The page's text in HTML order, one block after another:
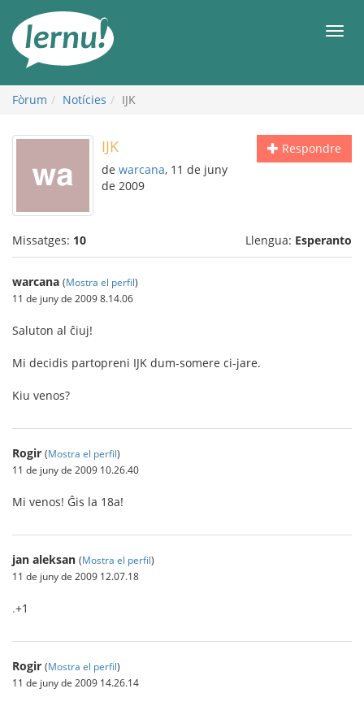
contingut
Fòrum Notícies IJK
Respondre
IJK
de warcana, 11 de juny
de 2009
Missatges: 10 Llengua: Esperanto
warcana (Mostra el perfil)
11 de juny de 2009 8.14.06
Saluton al ĉiuj!
Mi decidis partopreni IJK dum-somere ci-jare.
Kiu venos?
Rogir (Mostra el perfil)
11 de juny de 2009 10.26.40
Mi venos! Ĝis la 18a!
jan aleksan (Mostra el perfil)
11 de juny de 2009 12.07.18
.+1
Rogir (Mostra el perfil)
11 de juny de 2009 14.26.14